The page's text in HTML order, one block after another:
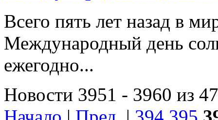
Всего пять лет назад в
Международный день
ежегодно...
Новости 3951 - 3960 из